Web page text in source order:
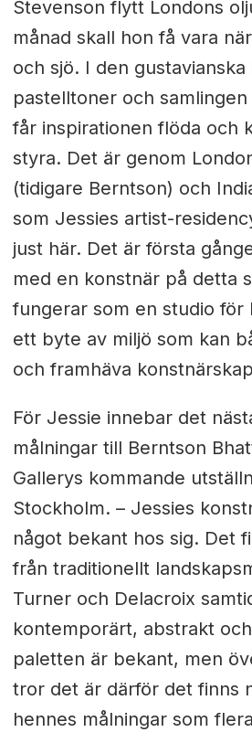
Stevenson flytt Londons
månad skall hon få vara
och sjö. I den
pastelltoner och
får inspirationen flöda och
styra. Det är genom
(tidigare Berntson) och
som Jessies artist-
just här. Det är första
med en konstnär på detta
fungerar som en studio för
ett byte av miljö som kan
och framhäva
För Jessie innebar det
målningar till Berntson
Gallerys kommande
Stockholm. – Jessies
något bekant hos sig. Det
från traditionellt
Turner och Delacroix
kontemporärt, abstrakt
paletten är bekant, men
tror det är därför det finns
hennes målningar som